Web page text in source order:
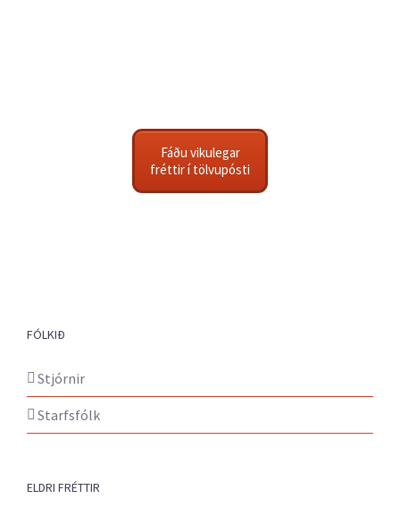
Fáðu vikulegar
fréttir í tölvupósti
FÓLKIÐ
Stjórnir
Starfsfólk
ELDRI FRÉTTIR